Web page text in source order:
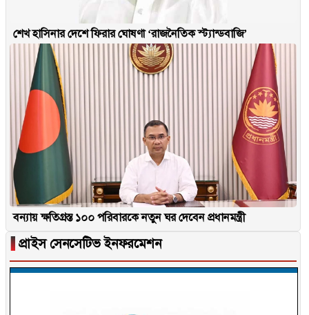
শেখ হাসিনার দেশে ফিরার ঘোষণা ‘রাজনৈতিক স্ট্যান্ডবাজি’
বন্যায় ক্ষতিগ্রস্ত ১০০ পরিবারকে নতুন ঘর দেবেন প্রধানমন্ত্রী
▐ প্রাইস সেনসেটিভ ইনফরমেশন